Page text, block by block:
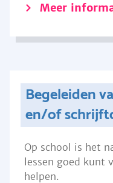
Meer
Begeleiden
en/of
Op school is het
lessen goed kunt
helpen.